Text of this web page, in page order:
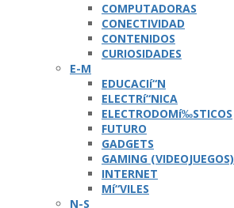
COMPUTADORAS
CONECTIVIDAD
CONTENIDOS
CURIOSIDADES
E-M
EDUCACIí“N
ELECTRí“NICA
ELECTRODOMí‰STICOS
FUTURO
GADGETS
GAMING (VIDEOJUEGOS)
INTERNET
Mí“VILES
N-S